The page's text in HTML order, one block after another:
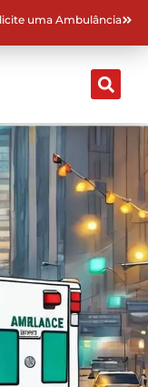
uma Ambulância